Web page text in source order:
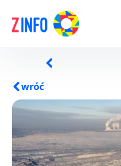
wróć